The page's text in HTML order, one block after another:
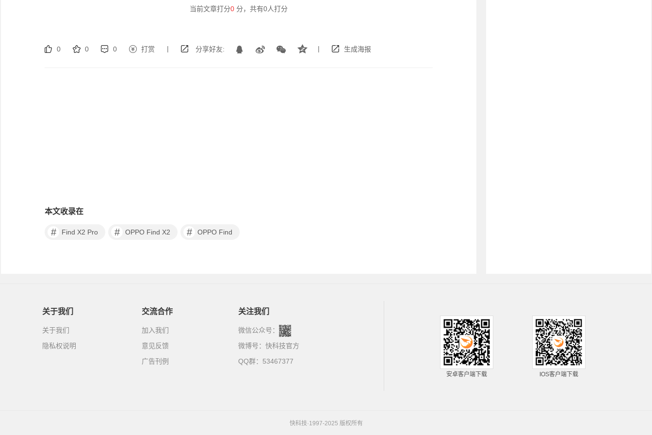
当前文章打分0 分，共有0人打分
0 0 0 打赏 | 分享好友: | 生成海报
本文收录在
# Find X2 Pro # OPPO Find X2 # OPPO Find
关于我们
关于我们
隐私权说明
交流合作
加入我们
意见反馈
广告刊例
关注我们
微信公众号：
微博号： 快科技官方
QQ群：53467377
安卓客户端下载 IOS客户端下载
快科技·1997-2025 版权所有